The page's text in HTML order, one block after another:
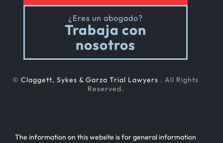
¿Eres un abogado?
Trabaja con
nosotros
© Claggett, Sykes & Garza Trial Lawyers . All Rights
Reserved.
The information on this website is for general information